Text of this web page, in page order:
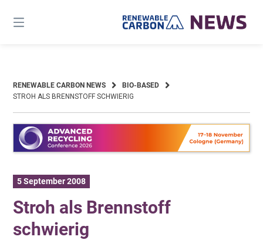
content
RENEWABLE CARBON NEWS
BIO-BASED
STROH ALS BRENNSTOFF SCHWIERIG
5 September 2008
Stroh als Brennstoff
schwierig